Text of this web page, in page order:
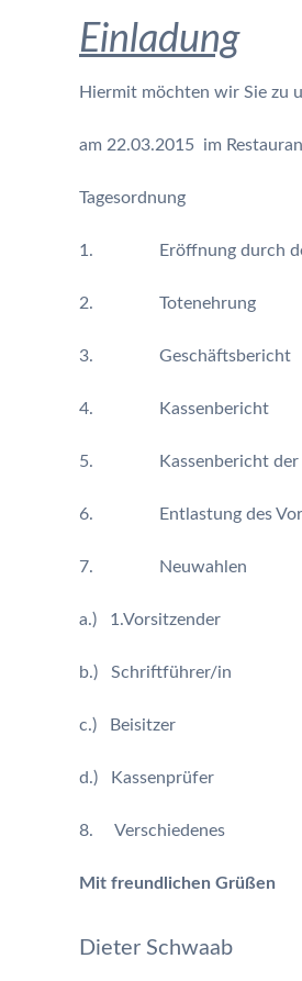
Einladung
Hiermit möchten wir Sie zu
am 22.03.2015 im
Tagesordnung
1. Eröffnung durch den
2. Totenehrung
3. Geschäftsbericht
4. Kassenbericht
5. Kassenbericht der
6. Entlastung des
7. Neuwahlen
a.) 1.Vorsitzender
b.) Schriftführer/in
c.) Beisitzer
d.) Kassenprüfer
8. Verschiedenes
Mit freundlichen Grüßen
Dieter Schwaab